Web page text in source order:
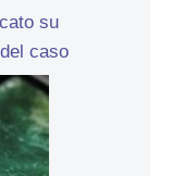
su
caso